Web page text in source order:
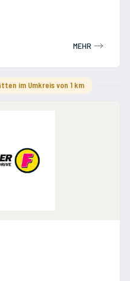
MEHR
im Umkreis von 1 km